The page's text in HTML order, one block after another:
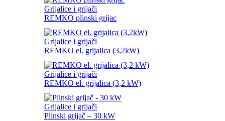
Grijalice i grijači
REMKO plinski grijac
Grijalice i grijači
REMKO el. grijalica (3,2kW)
Grijalice i grijači
REMKO el. grijalica (3,2 kW)
Grijalice i grijači
Plinski grijač – 30 kW